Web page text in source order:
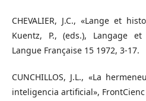
CHEVALIER, J.C., «Lange et
Kuentz, P., (eds.), Langage
Langue Française 15 1972, 3-17.
CUNCHILLOS, J.L., «La
inteligencia artificial», FrontCienc